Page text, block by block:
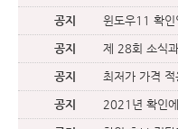
공지 윈도우11 확인
공지 제 28회 소식
공지 최저가 가격
공지 2021년 확인